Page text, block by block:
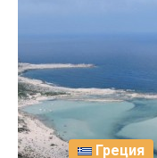
Греция